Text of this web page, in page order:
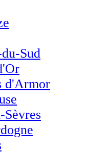
Sud
d'Armor
Sèvres